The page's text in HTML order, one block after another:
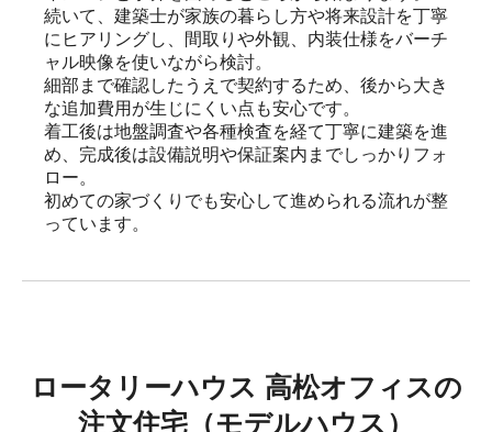
続いて、建築士が家族の暮らし方や将来設計を丁寧
にヒアリングし、間取りや外観、内装仕様をバーチ
ャル映像を使いながら検討。
細部まで確認したうえで契約するため、後から大き
な追加費用が生じにくい点も安心です。
着工後は地盤調査や各種検査を経て丁寧に建築を進
め、完成後は設備説明や保証案内までしっかりフォ
ロー。
初めての家づくりでも安心して進められる流れが整
っています。
ロータリーハウス 高松オフィスの
注文住宅（モデルハウス）